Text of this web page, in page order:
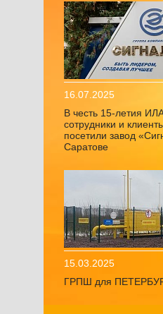
16.07.2025
В честь 15-летия
сотрудники и
посетили завод
Саратове
15.03.2025
ГРПШ для